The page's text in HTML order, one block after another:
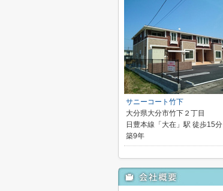
サニーコート竹下
大分県大分市竹下２丁目
日豊本線「大在」駅 徒歩15分
築9年